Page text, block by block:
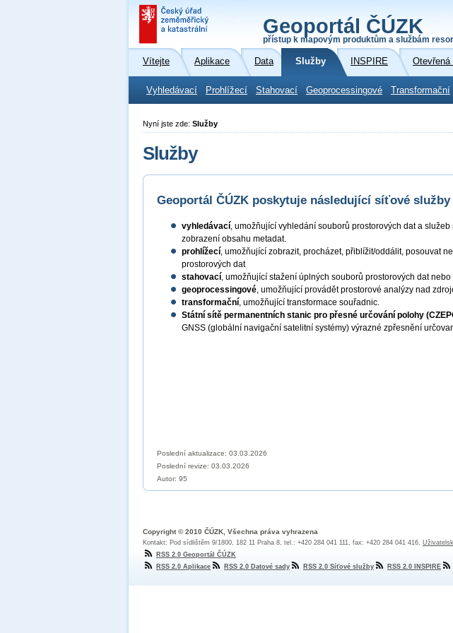
Geoportál ČÚZK
přístup k mapovým produktům a službám
Vítejte Aplikace Data Služby INSPIRE Otevřená
Vyhledávací Prohlížecí Stahovací Geoprocessingové Transformační
Nyní jste zde: Služby
Služby
Geoportál ČÚZK poskytuje následující síťové služby
vyhledávací, umožňující vyhledání souborů prostorových dat a
zobrazení obsahu metadat.
prohlížecí, umožňující zobrazit, procházet, přiblížit/oddálit, posouvat
prostorových dat
stahovací, umožňující stažení úplných souborů prostorových dat
geoprocessingové, umožňující provádět prostorové analýzy nad
transformační, umožňující transformace souřadnic.
Státní sítě permanentních stanic pro přesné určování polohy
GNSS (globální navigační satelitní systémy) výrazné zpřesnění
Poslední aktualizace: 03.03.2026
Poslední revize: 03.03.2026
Autor: 95
Copyright © 2010 ČÚZK, Všechna práva vyhrazena
Kontakt: Pod sídlištěm 9/1800, 182 11 Praha 8, tel.: +420 284 041 111, fax: +420 284 041 416,
RSS 2.0 Geoportál ČÚZK
RSS 2.0 Aplikace
RSS 2.0 Datové sady RSS 2.0 Síťové služby RSS 2.0 INSPIRE